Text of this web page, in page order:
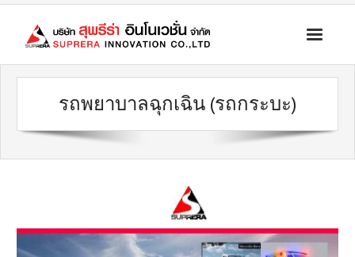
ระบบคัดแยก ส่งต่อ โควิด เคลื่อนที่เร็ว
รถทางการแพทย์
สินค้าบัญชีนวัตกรรมไทย
เครื่องมือแพทย์ และอุปกรณ์ทางการแพทย์ อุปกรณ์กู้ชีพ
ข่าวประชาสัมพันธ์
รถพยาบาลฉุกเฉิน (รถกระบะ)